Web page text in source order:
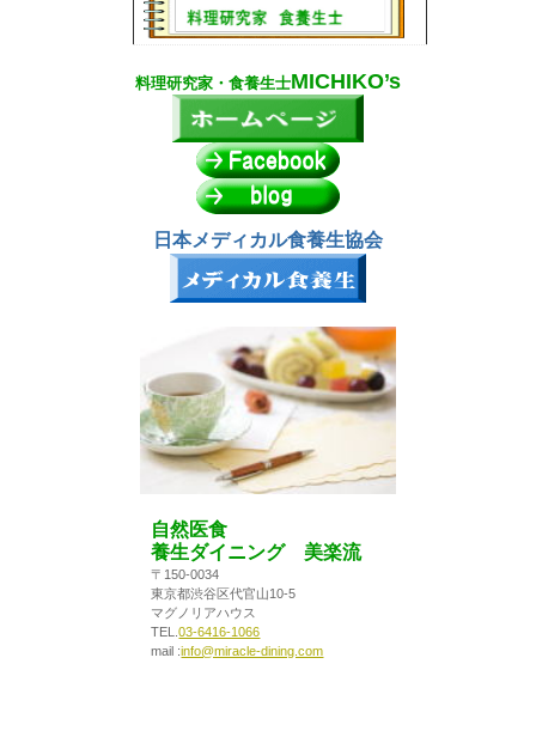
料理研究家・食養生士MICHIKO’s
日本メディカル食養生協会
自然医食
養生ダイニング 美楽流
〒150-0034
東京都渋谷区代官山10-5
マグノリアハウス
TEL.03-6416-1066
mail :info@miracle-dining.com